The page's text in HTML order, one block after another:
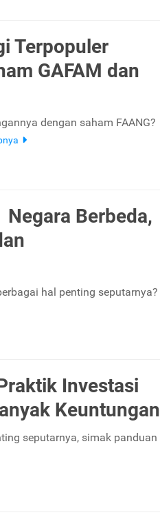
Terpopuler
GAFAM dan
dengan saham FAANG?
Negara Berbeda,
hal penting seputarnya?
Investasi
Keuntungan
seputarnya, simak panduan